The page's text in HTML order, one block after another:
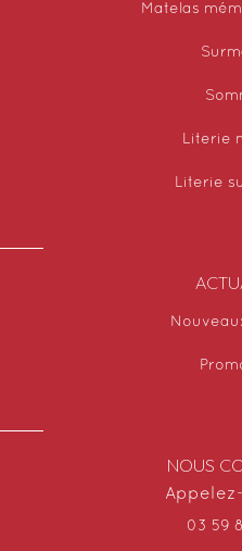
Matelas
Literie
Literie
NOUS
03 59